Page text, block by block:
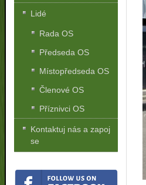
Lidé
Rada OS
Předseda OS
Místopředseda OS
Členové OS
Příznivci OS
Kontaktuj nás a zapoj
se